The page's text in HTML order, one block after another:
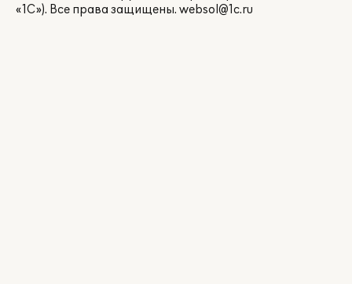
«1С»). Все права защищены. websol@1c.ru